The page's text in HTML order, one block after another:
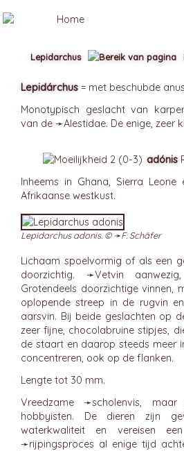
Lepidárchus = met beschubde
Monotypisch geslacht van
van de ➛Alestidae. De enige, zeer
adónis
Inheems in Ghana, Sierra
Afrikaanse westkust.
Lepidarchus adonis. © ➛F. Schäfer
Lichaam spoelvormig of als een
doorzichtig. ➛Vetvin
Grotendeels doorzichtige vinnen,
oplopende streep in de rugvin
aarsvin. Bij beide geslachten op
zeer fijne, chocolabruine stipjes,
de staart en daarop steeds meer
concentreren, ook op de flanken.
Lengte tot 30 mm.
Vreedzame ➛scholenvis, maar
hobbyisten. De dieren zijn
waterkwaliteit en vereisen
➛rijpingsproces al enige tijd
Lepidarchus